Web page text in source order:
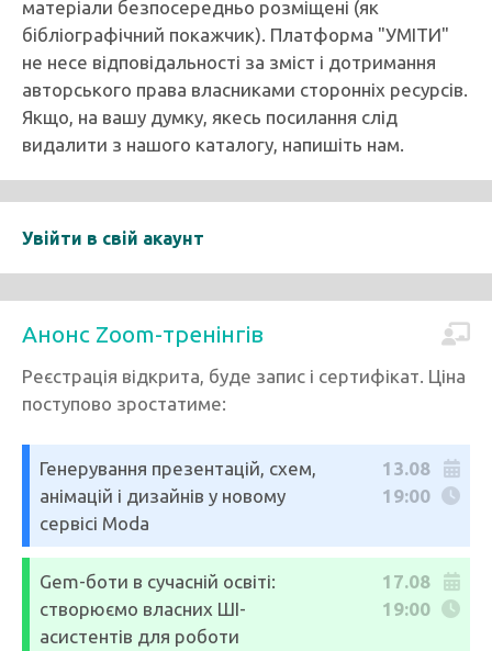
матеріали безпосередньо розміщені (як
бібліографічний покажчик). Платформа "УМІТИ"
не несе відповідальності за зміст і дотримання
авторського права власниками сторонніх ресурсів.
Якщо, на вашу думку, якесь посилання слід
видалити з нашого каталогу, напишіть нам.
Увійти в свій акаунт
Анонс Zoom-тренінгів
Реєстрація відкрита, буде запис і сертифікат. Ціна
поступово зростатиме:
Генерування презентацій, схем,
анімацій і дизайнів у новому
сервісі Moda
13.08
19:00
Gem-боти в сучасній освіті:
створюємо власних ШІ-
асистентів для роботи
17.08
19:00